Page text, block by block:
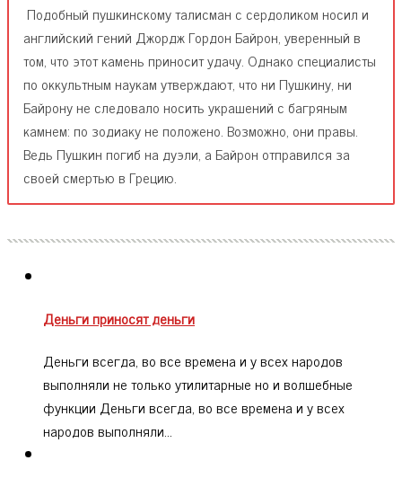
Подобный пушкинскому талисман с сердоликом носил и
английский гений Джордж Гордон Байрон, уверенный в
том, что этот камень приносит удачу. Однако специалисты
по оккультным наукам утверждают, что ни Пушкину, ни
Байрону не следовало носить украшений с багряным
камнем: по зодиаку не положено. Возможно, они правы.
Ведь Пушкин погиб на дуэли, а Байрон отправился за
своей смертью в Грецию.
Деньги приносят деньги
Деньги всегда, во все времена и у всех народов
выполняли не только утилитарные но и волшебные
функции Деньги всегда, во все времена и у всех
народов выполняли…